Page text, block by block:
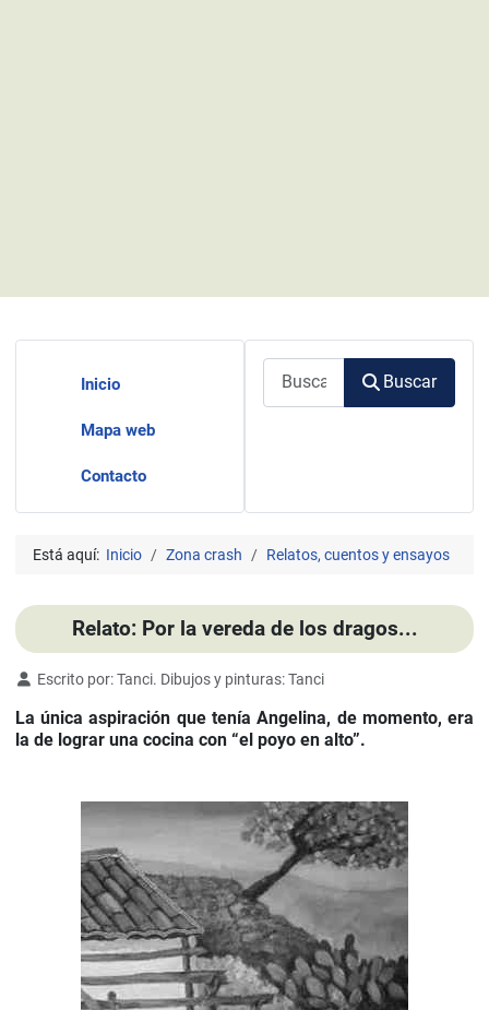
Inicio
Mapa web
Contacto
Buscar
Está aquí: Inicio Zona crash Relatos, cuentos y ensayos
Relato: Por la vereda de los dragos...
Detalles
Escrito por:Tanci. Dibujos y pinturas: Tanci
La única aspiración que tenía Angelina, de momento, era
la de lograr una cocina con “el poyo en alto”.